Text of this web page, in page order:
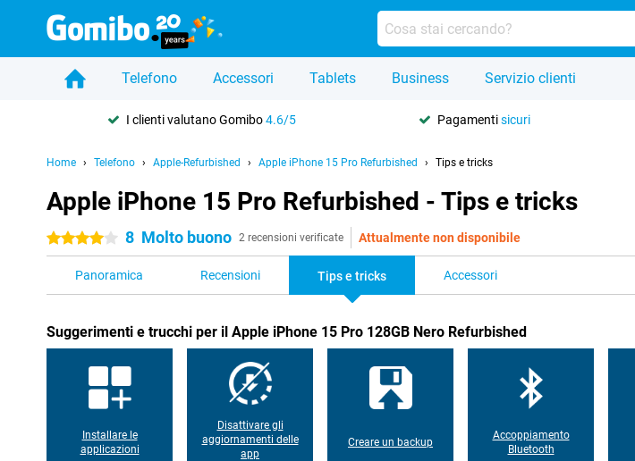
Telefono Accessori Tablets Business Servizio clienti
I clienti valutano Gomibo4.6/5 Pagamentisicuri
Home Telefono Apple-Refurbished Apple iPhone 15 Pro Refurbished Tips e tricks
Apple iPhone 15 Pro Refurbished - Tips e tricks
4 stelle 8 Molto buono 2 recensioni verificate Attualmente non disponibile
Panoramica Recensioni Tips e tricks Accessori
Suggerimenti e trucchi per il Apple iPhone 15 Pro 128GB Nero Refurbished
Installare le
applicazioni
Disattivare gli
aggiornamenti delle
app
Creare un backup
Accoppiamento
Bluetooth